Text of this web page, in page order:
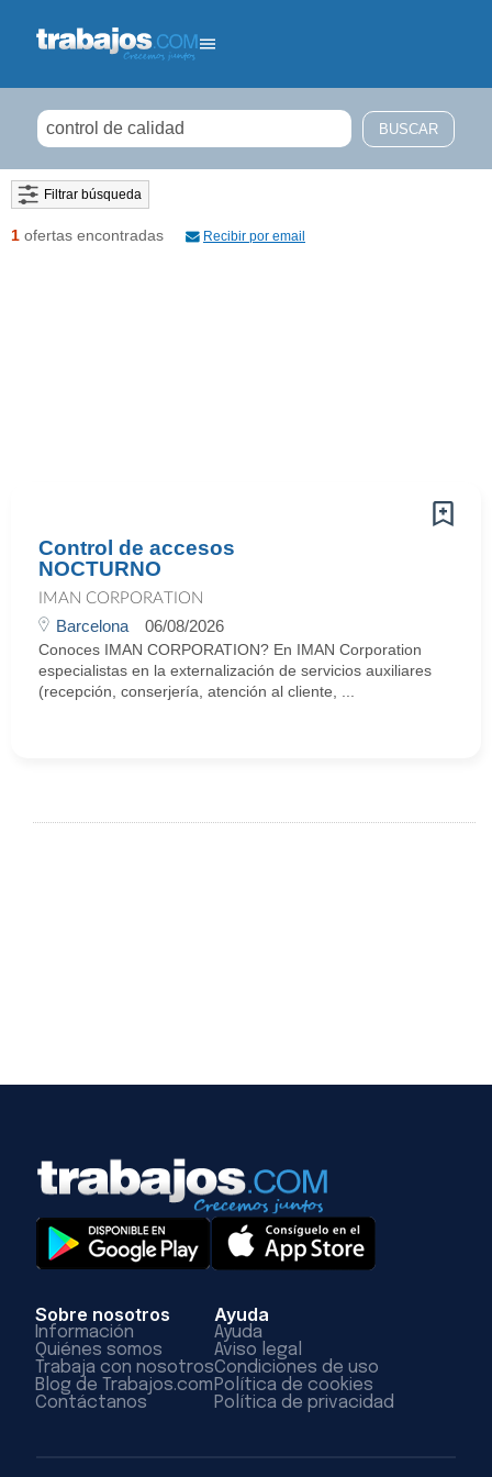
Filtrar búsqueda
1 ofertas encontradas Recibir por email
Control de accesos
NOCTURNO
IMAN CORPORATION
Barcelona 06/08/2026
Conoces IMAN CORPORATION? En IMAN Corporation
especialistas en la externalización de servicios auxiliares
(recepción, conserjería, atención al cliente, ...
Sobre nosotros
Información
Quiénes somos
Trabaja con nosotros
Blog de Trabajos.com
Contáctanos
Ayuda
Ayuda
Aviso legal
Condiciones de uso
Política de cookies
Política de privacidad